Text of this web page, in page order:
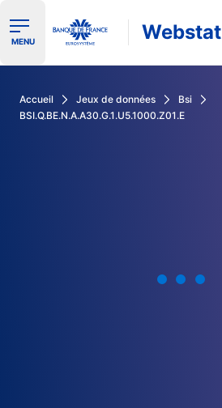
Ouvrir le menu de navigation
MENU Webstat
Accueil Jeux de données
Bsi
BSI.Q.BE.N.A.A30.G.1.U5.1000.Z01.E